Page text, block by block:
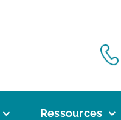
Ressources